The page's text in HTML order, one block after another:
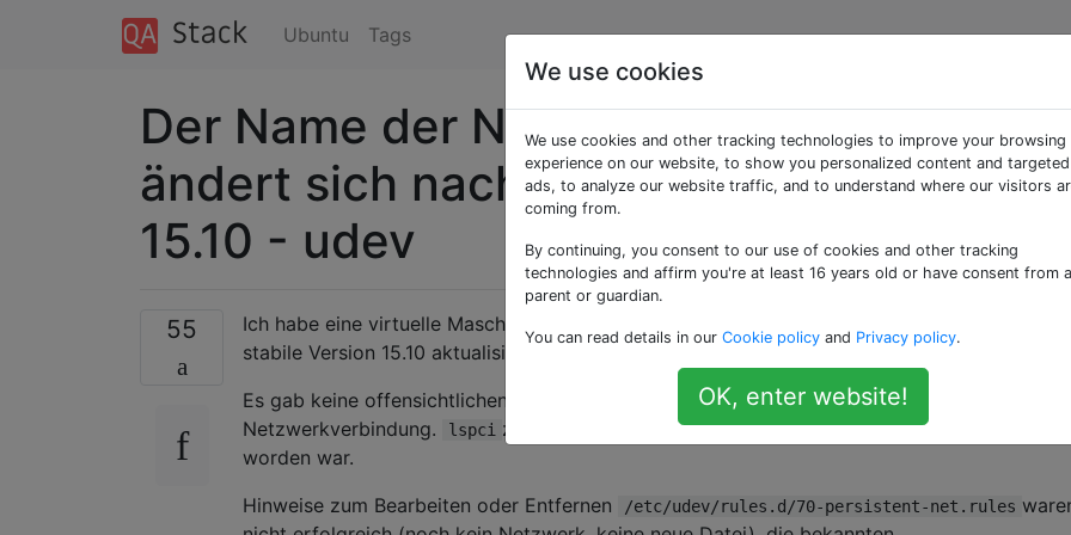
Ubuntu Tags
Der Name der Netzwerkschnittstelle
ändert sich nach der Aktualisierung auf
15.10 - udev
55
Ich habe eine virtuelle Maschine mit Ubuntu Server 15.04 auf die gerade veröffentlichte neue
stabile Version 15.10 aktualisiert.
Es gab keine offensichtlichen Probleme, aber nach dem Neustart verlor der Computer seine
Netzwerkverbindung.
lspci zeigte die richtige Karte und lsmod bewies, dass der Fahrer
worden war.
Hinweise zum Bearbeiten oder Entfernen
/etc/udev/rules.d/70-persistent-net.rules
We use cookies
We use cookies and other tracking technologies to improve your browsing
experience on our website, to show you personalized content and targeted
ads, to analyze our website traffic, and to understand where our visitors
coming from.
By continuing, you consent to our use of cookies and other tracking
technologies and affirm you're at least 16 years old or have consent from a
parent or guardian.
You can read details in our Cookie policy and Privacy policy.
OK, enter website!